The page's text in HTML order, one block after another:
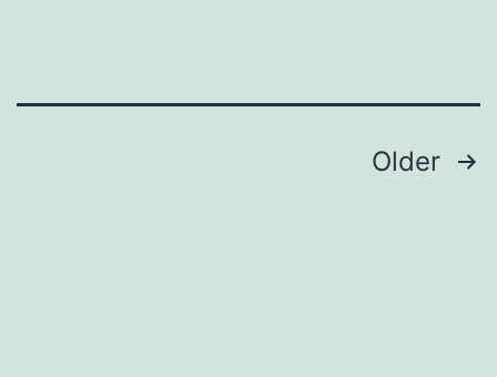
Older